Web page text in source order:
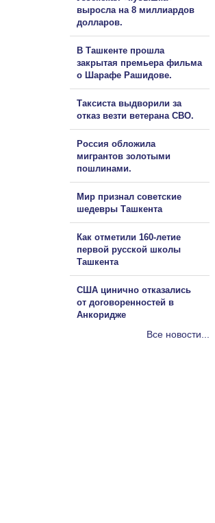
выросла на 8 миллиардов
долларов.
В Ташкенте прошла
закрытая премьера фильма
о Шарафе Рашидове.
Таксиста выдворили за
отказ везти ветерана СВО.
Россия обложила
мигрантов золотыми
пошлинами.
Мир признал советские
шедевры Ташкента
Как отметили 160-летие
первой русской школы
Ташкента
США цинично отказались
от договоренностей в
Анкоридже
Все новости...